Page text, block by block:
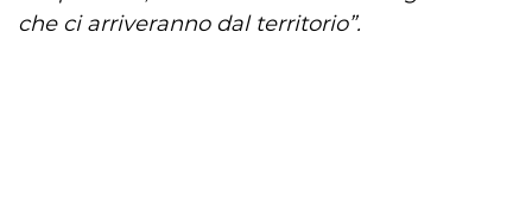
che ci arriveranno dal territorio”.